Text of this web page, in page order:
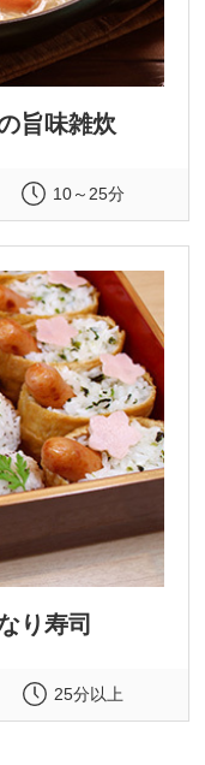
旨味雑炊
10～25分
り寿司
25分以上